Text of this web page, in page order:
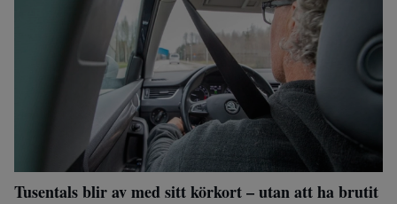
Tusentals blir av med sitt körkort – utan att ha brutit